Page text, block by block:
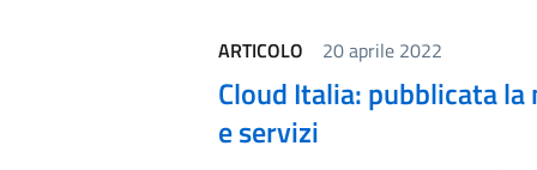
ARTICOLO 20 aprile 2022
Cloud Italia: pubblicata
e servizi